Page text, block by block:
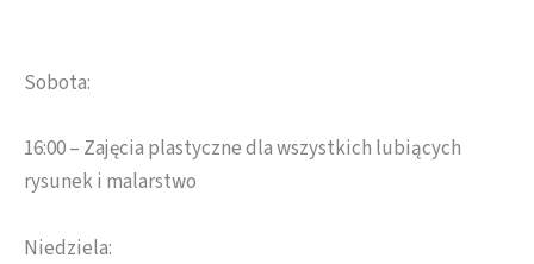
Sobota:
16:00 – Zajęcia plastyczne dla wszystkich lubiących
rysunek i malarstwo
Niedziela: